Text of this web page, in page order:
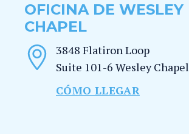
OFICINA DE WESLEY
CHAPEL
3848 Flatiron Loop
Suite 101-6 Wesley Chapel
CÓMO LLEGAR